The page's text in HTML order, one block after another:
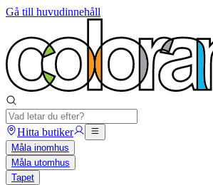
Gå till huvudinnehåll
Hitta butiker
Måla inomhus
Måla utomhus
Tapet